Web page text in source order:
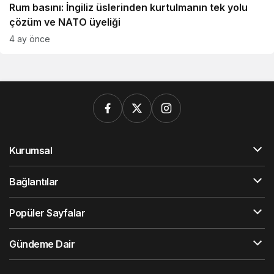
Rum basını: İngiliz üslerinden kurtulmanın tek yolu
çözüm ve NATO üyeliği
4 ay önce
Kurumsal
Bağlantılar
Popüler Sayfalar
Gündeme Dair